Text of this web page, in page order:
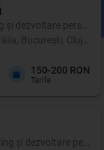
şi dezvoltare
București, Cluj-
150-200 RON
Tarife
şi dezvoltare